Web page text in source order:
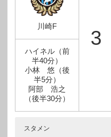
川崎F
3
ハイネル（前
半40分）
小林 悠（後
半5分）
阿部 浩之
（後半30分）
スタメン